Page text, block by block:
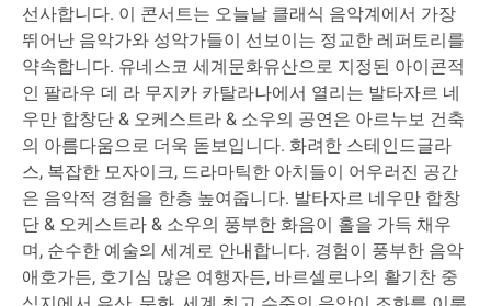
선사합니다. 이 콘서트는 오늘날 클래식 음악계에서 가장
뛰어난 음악가와 성악가들이 선보이는 정교한 레퍼토리를
약속합니다. 유네스코 세계문화유산으로 지정된 아이콘적
인 팔라우 데 라 무지카 카탈라나에서 열리는 발타자르 네
우만 합창단 & 오케스트라 & 소우의 공연은 아르누보 건축
의 아름다움으로 더욱 돋보입니다. 화려한 스테인드글라
스, 복잡한 모자이크, 드라마틱한 아치들이 어우러진 공간
은 음악적 경험을 한층 높여줍니다. 발타자르 네우만 합창
단 & 오케스트라 & 소우의 풍부한 화음이 홀을 가득 채우
며, 순수한 예술의 세계로 안내합니다. 경험이 풍부한 음악
애호가든, 호기심 많은 여행자든, 바르셀로나의 활기찬 중